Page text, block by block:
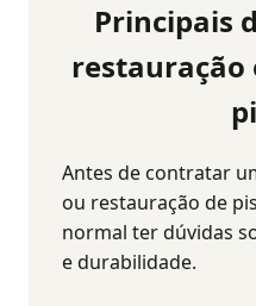
Principais
restauração
Antes de contratar
ou restauração de
normal ter dúvidas
e durabilidade.